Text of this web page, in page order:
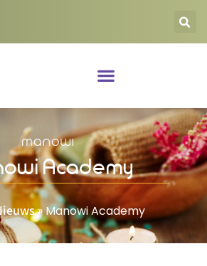
Academy
»Manowi Academy